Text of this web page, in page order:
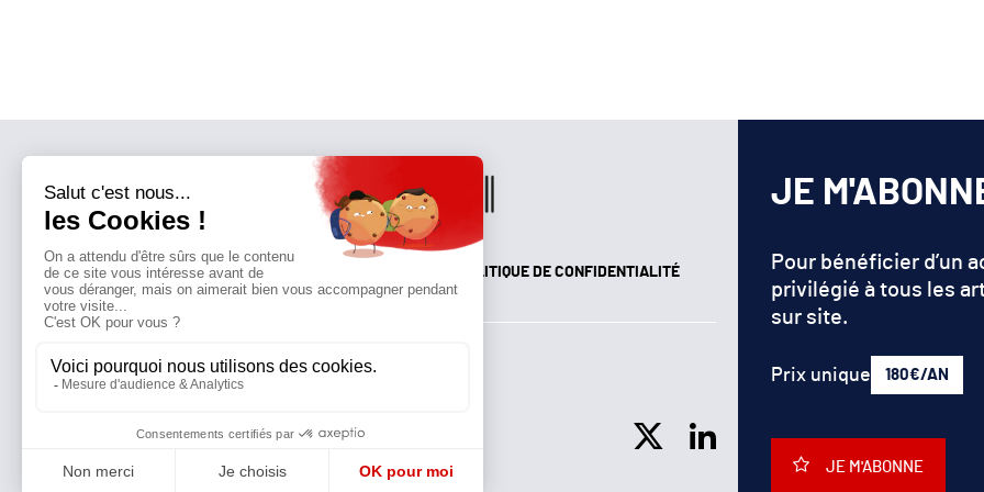
QUI SOMMES-NOUS?MENTIONS LÉGALES POLITIQUE DE CONFIDENTIALITÉ
Suivez toutes nos actualités !
NEWSLETTER
JE
Pour bénéficier d’un
privilégié à tous les
sur site.
Prix unique 180€/AN
JE M'ABONNE